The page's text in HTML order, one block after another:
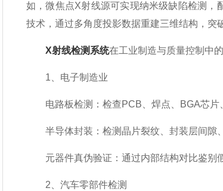
如，微焦点X射线源可实现纳米级缺陷检测，
技术，通过多角度投影数据重建三维结构，突
X射线检测系统在工业制造与质量控制中的
1、电子制造业
电路板检测：检查PCB、焊点、BGA芯片
半导体封装：检测晶片裂纹、封装层间隙
元器件真伪验证：通过内部结构对比鉴别假
2、汽车零部件检测